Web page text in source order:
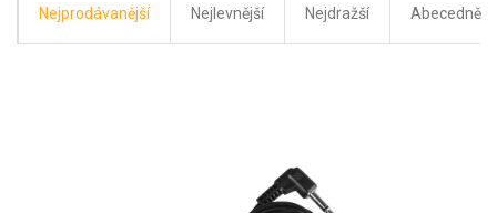
Nejprodávanější Nejlevnější Nejdražší Abecedně